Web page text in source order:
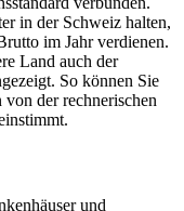
in der Schweiz halten,
im Jahr verdienen.
Land auch der
So können Sie
der rechnerischen
und